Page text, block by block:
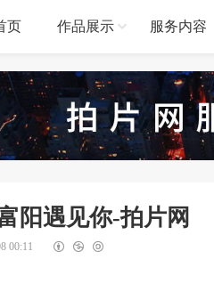
页 作品展示 服务内容
阳遇见你-拍片网
00:11